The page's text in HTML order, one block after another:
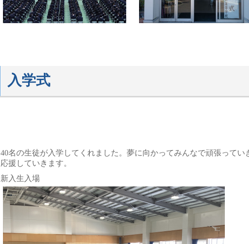
入学式
40名の生徒が入学してくれました。夢に向かってみんなで頑張って
応援していきます。
新入生入場